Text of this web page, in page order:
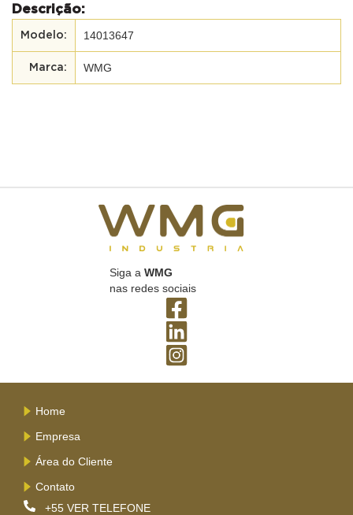
Descrição:
14013647
WMG
Siga a WMG
nas redes sociais
Home
Empresa
Área do Cliente
Contato
+55 VER TELEFONE